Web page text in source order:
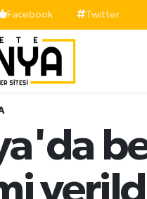
Facebook Twitter
Fikstür